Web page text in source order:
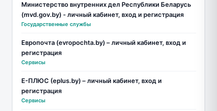
Министерство внутренних дел Республики Беларусь
(mvd.gov.by) - личный кабинет, вход и регистрация
Государственные службы
Европочта (evropochta.by) – личный кабинет, вход и
регистрация
Сервисы
Е-ПЛЮС (eplus.by) – личный кабинет, вход и
регистрация
Сервисы